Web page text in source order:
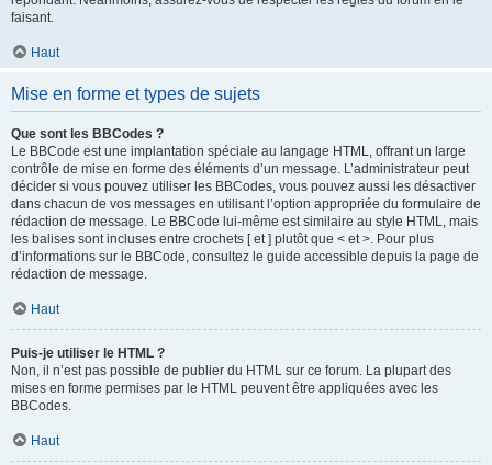
faisant.
Haut
Mise en forme et types de sujets
Que sont les BBCodes ?
Le BBCode est une implantation spéciale au langage HTML, offrant un large
contrôle de mise en forme des éléments d’un message. L’administrateur peut
décider si vous pouvez utiliser les BBCodes, vous pouvez aussi les désactiver
dans chacun de vos messages en utilisant l’option appropriée du formulaire de
rédaction de message. Le BBCode lui-même est similaire au style HTML, mais
les balises sont incluses entre crochets [ et ] plutôt que < et >. Pour plus
d’informations sur le BBCode, consultez le guide accessible depuis la page de
rédaction de message.
Haut
Puis-je utiliser le HTML ?
Non, il n’est pas possible de publier du HTML sur ce forum. La plupart des
mises en forme permises par le HTML peuvent être appliquées avec les
BBCodes.
Haut